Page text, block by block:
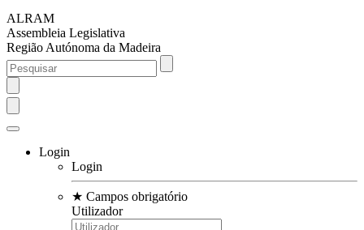
ALRAM
Assembleia Legislativa
Região Autónoma da Madeira
Login
Login
★ Campos obrigatório
Utilizador